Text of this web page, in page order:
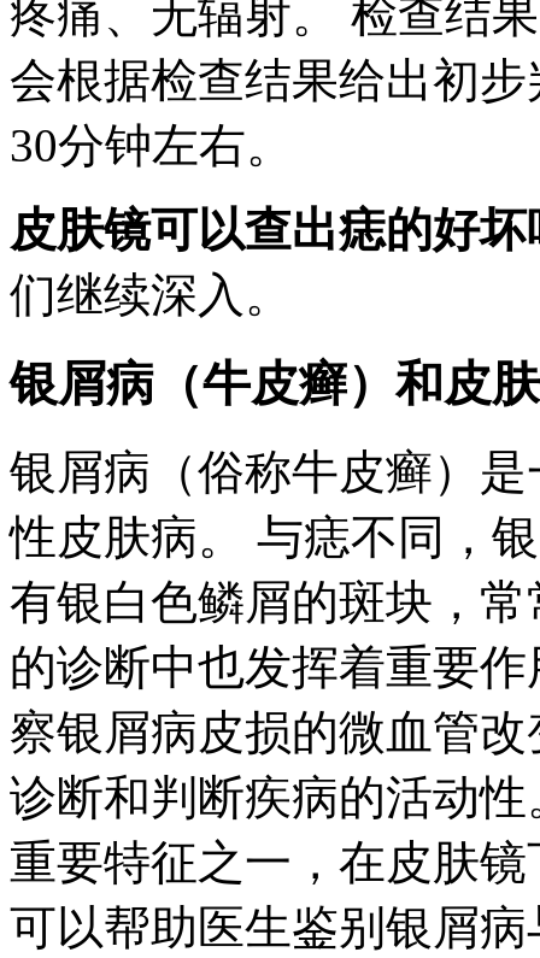
疼痛、无辐射。 检查结
会根据检查结果给出初
30分钟左右。
皮肤镜可以查出痣的好坏
们继续深入。
银屑病（牛皮癣）和皮
银屑病（俗称牛皮癣）
性皮肤病。 与痣不同，
有银白色鳞屑的斑块，
的诊断中也发挥着重要
察银屑病皮损的微血管
诊断和判断疾病的活动
重要特征之一，在皮肤
可以帮助医生鉴别银屑